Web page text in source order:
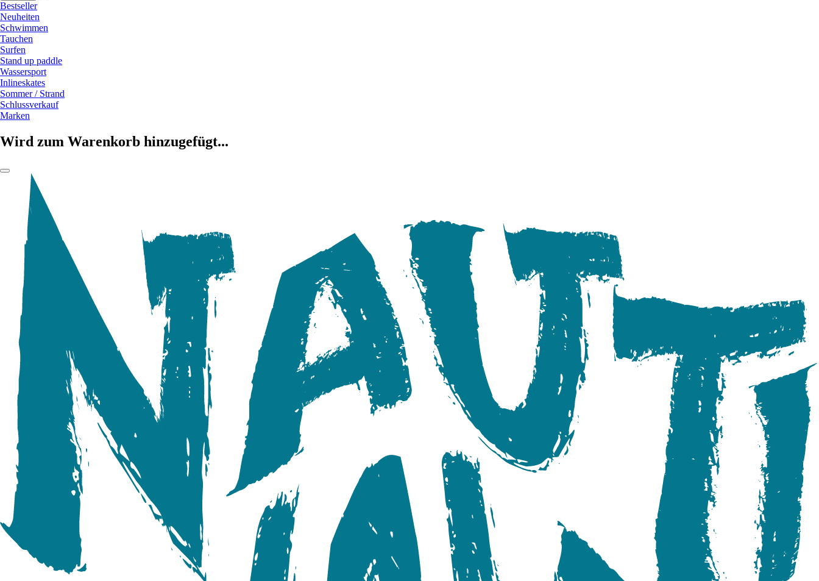
Bestseller
Neuheiten
Schwimmen
Tauchen
Surfen
Stand up paddle
Wassersport
Inlineskates
Sommer / Strand
Schlussverkauf
Marken
Wird zum Warenkorb hinzugefügt...